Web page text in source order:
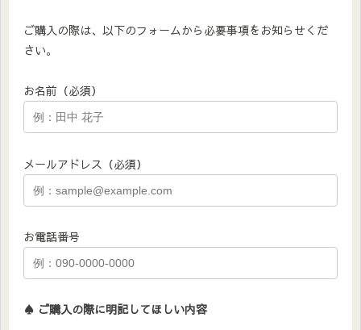
ご購入の際は、以下のフォームから必要事項をお知らせくだ
さい。
お名前（必須）
メールアドレス（必須）
お電話番号
♠︎ ご購入の際に明記してほしい内容